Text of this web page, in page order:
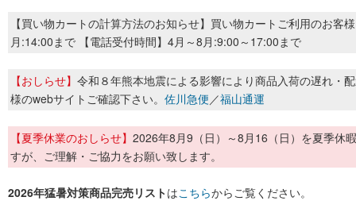
【買い物カートの計算方法のお知らせ】買い物カートご利用のお客
月:14:00まで 【電話受付時間】4月～8月:9:00～17:00まで
【おしらせ】 令和８年熊本地震による影響により商品入荷の遅れ・
様のwebサイトご確認下さい。 佐川急便／福山通運
【夏季休業のおしらせ】 2026年8月9（日）～8月16（日）を夏季休
すが、ご理解・ご協力をお願い致します。
2026年猛暑対策商品完売リストはこちらからご覧ください。